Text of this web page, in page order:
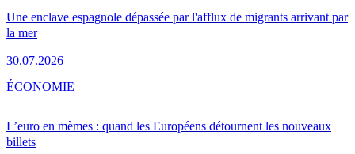
Une enclave espagnole dépassée par l'afflux de migrants arrivant par
la mer
30.07.2026
L’euro en mèmes : quand les Européens détournent les nouveaux
billets
ÉCONOMIE